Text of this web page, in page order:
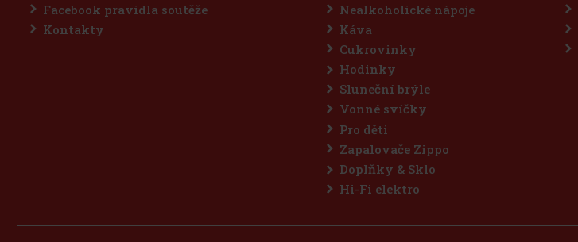
Facebook pravidla soutěže
Kontakty
Nealkoholické nápoje
Káva
Cukrovinky
Hodinky
Sluneční brýle
Vonné svíčky
Pro děti
Zapalovače Zippo
Doplňky & Sklo
Hi-Fi elektro